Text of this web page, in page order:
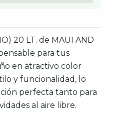
20 LT. de MAUI AND
para tus
en atractivo color
y funcionalidad, lo
perfecta tanto para
al aire libre.